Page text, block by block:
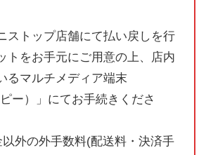
ストップ店舗にて払い戻しを行
トをお手元にご用意の上、店内
るマルチメディア端末
ピー）」にてお手続きくださ
外の外手数料(配送料・決済手